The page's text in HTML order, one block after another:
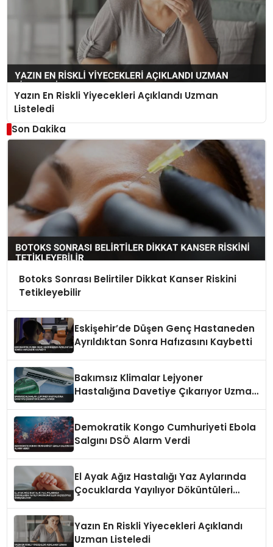
Yazın En Riskli Yiyecekleri Açıklandı Uzman
Listeledi
Son Dakika
Botoks Sonrası Belirtiler Dikkat Kanser Riskini
Tetikleyebilir
Eskişehir’de Düşen Genç Hastaneden
Ayrıldıktan Sonra Hafızasını Kaybetti
Bakımsız Klimalar Lejyoner
Hastalığına Davetiye Çıkarıyor Uzman
Demokratik Kongo Cumhuriyeti Ebola
Salgını DSÖ Alarm Verdi
El Ayak Ağız Hastalığı Yaz Aylarında
Çocuklarda Yayılıyor Döküntüleri
Yazın En Riskli Yiyecekleri Açıklandı
Uzman Listeledi